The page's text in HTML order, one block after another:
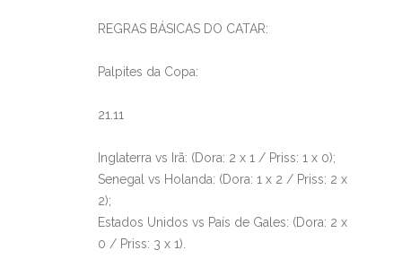
REGRAS BÁSICAS DO CATAR:
Palpites da Copa:
21.11
Inglaterra vs Irã: (Dora: 2 x 1 / Priss: 1 x 0);
Senegal vs Holanda: (Dora: 1 x 2 / Priss: 2 x
2);
Estados Unidos vs País de Gales: (Dora: 2 x
0 / Priss: 3 x 1).